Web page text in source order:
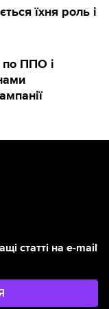
їхня роль і
по ППО і
статті на e-mail